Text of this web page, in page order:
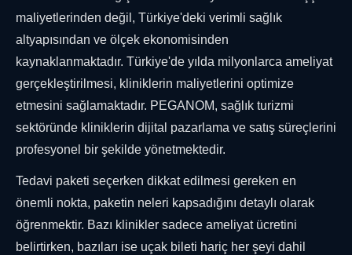
maliyetlerinden değil, Türkiye'deki verimli sağlık
altyapısından ve ölçek ekonomisinden
kaynaklanmaktadır. Türkiye'de yılda milyonlarca ameliyat
gerçekleştirilmesi, kliniklerin maliyetlerini optimize
etmesini sağlamaktadır. PEGANOM, sağlık turizmi
sektöründe kliniklerin dijital pazarlama ve satış süreçlerini
profesyonel bir şekilde yönetmektedir.
Tedavi paketi seçerken dikkat edilmesi gereken en
önemli nokta, paketin neleri kapsadığını detaylı olarak
öğrenmektir. Bazı klinikler sadece ameliyat ücretini
belirtirken, bazıları ise uçak bileti hariç her şeyi dahil